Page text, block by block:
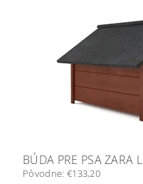
BÚDA PRE PSA ZARA L
Pôvodne: €133,20